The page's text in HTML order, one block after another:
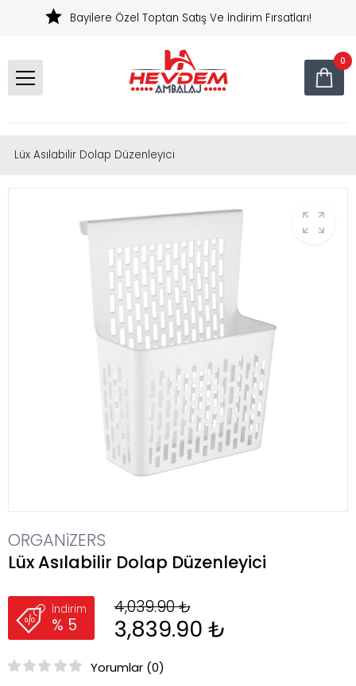
Bayilere Özel Toptan Satış Ve İndirim Fırsatları!
0
Lüx Asılabilir Dolap Düzenleyici
ORGANiZERS
Lüx Asılabilir Dolap Düzenleyici
İndirim
% 5
4,039.90 ₺
3,839.90 ₺
Yorumlar (0)